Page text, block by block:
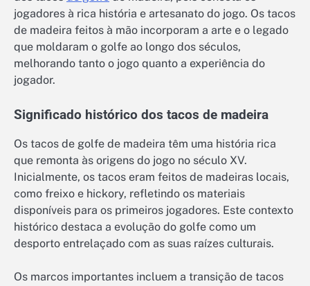
jogadores à rica história e artesanato do jogo. Os tacos
de madeira feitos à mão incorporam a arte e o legado
que moldaram o golfe ao longo dos séculos,
melhorando tanto o jogo quanto a experiência do
jogador.
Significado histórico dos tacos de madeira
Os tacos de golfe de madeira têm uma história rica
que remonta às origens do jogo no século XV.
Inicialmente, os tacos eram feitos de madeiras locais,
como freixo e hickory, refletindo os materiais
disponíveis para os primeiros jogadores. Este contexto
histórico destaca a evolução do golfe como um
desporto entrelaçado com as suas raízes culturais.
Os marcos importantes incluem a transição de tacos